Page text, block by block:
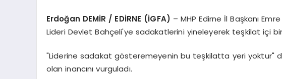
Erdoğan DEMİR / EDİRNE (İGFA) – MHP Edirne İl Başkanı
Lideri Devlet Bahçeli'ye sadakatlerini yineleyerek teşkilat içi
"Liderine sadakat gösteremeyenin bu teşkilatta yeri yoktur"
olan inancını vurguladı.